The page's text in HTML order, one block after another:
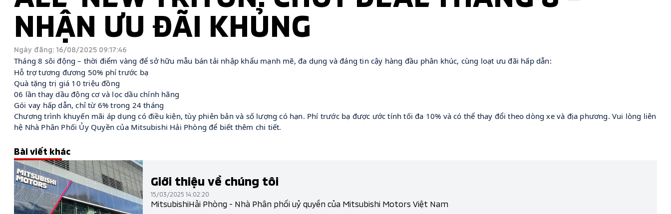
NHẬN ƯU ĐÃI KHỦNG
Ngày đăng: 16/08/2025 09:17:46
Tháng 8 sôi động – thời điểm vàng để sở hữu mẫu bán tải nhập khẩu mạnh mẽ, đa dụng và đáng tin cậy hàng đầu phân khúc, cùng loạt ưu đãi hấp dẫn:
Hỗ trợ tương đương 50% phí trước bạ​
Quà tặng trị giá 10 triệu đồng​
06 lần thay dầu động cơ và lọc dầu chính hãng
Gói vay hấp dẫn, chỉ từ 6% trong 24 tháng
Chương trình khuyến mãi áp dụng có điều kiện, tùy phiên bản và số lượng có hạn. Phí trước bạ được ước tính tối đa 10% và có thể thay đổi theo dòng xe và địa phương. Vui lòng liên
hệ Nhà Phân Phối Ủy Quyền của Mitsubishi Hải Phòngđể biết thêm chi tiết.
Bài viết khác
Giới thiệu về chúng tôi
15/03/2025 14:02:20
MitsubishiHải Phòng - Nhà Phân phối uỷ quyền của Mitsubishi Motors Việt Nam